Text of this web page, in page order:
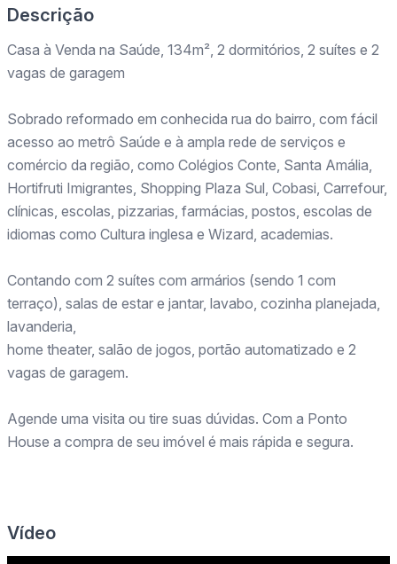
Descrição
Casa à Venda na Saúde, 134m², 2 dormitórios, 2 suítes e 2
vagas de garagem
Sobrado reformado em conhecida rua do bairro, com fácil
acesso ao metrô Saúde e à ampla rede de serviços e
comércio da região, como Colégios Conte, Santa Amália,
Hortifruti Imigrantes, Shopping Plaza Sul, Cobasi, Carrefour,
clínicas, escolas, pizzarias, farmácias, postos, escolas de
idiomas como Cultura inglesa e Wizard, academias.
Contando com 2 suítes com armários (sendo 1 com
terraço), salas de estar e jantar, lavabo, cozinha planejada,
lavanderia,
home theater, salão de jogos, portão automatizado e 2
vagas de garagem.
Agende uma visita ou tire suas dúvidas. Com a Ponto
House a compra de seu imóvel é mais rápida e segura.
Vídeo